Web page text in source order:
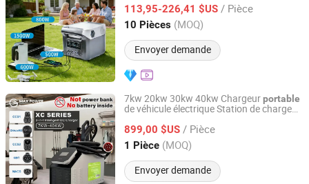
113,95-226,41 $US / Pièce
10 Pièces (MOQ)
Envoyer demande
Zhejiang, China Depuis 2026
7kw 20kw 30kw 40kw Chargeurportable
de véhicule électrique Station de charge
899,00 $US / Pièce
1 Pièce (MOQ)
Envoyer demande
Guangzhou Max Power New Energy Technology Co., Ltd.
Guangdong, China Depuis 2022